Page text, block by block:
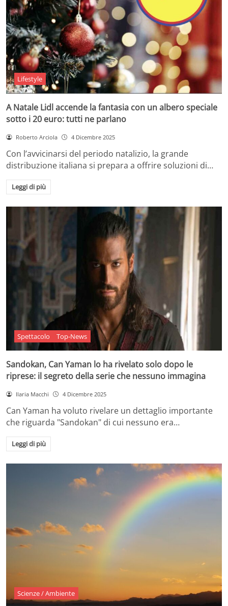
Lifestyle
A Natale Lidl accende la fantasia con un albero speciale
sotto i 20 euro: tutti ne parlano
Roberto Arciola 4 Dicembre 2025
Con l’avvicinarsi del periodo natalizio, la grande
distribuzione italiana si prepara a offrire soluzioni di…
Leggi di più
Spettacolo Top-News
Sandokan, Can Yaman lo ha rivelato solo dopo le
riprese: il segreto della serie che nessuno immagina
Ilaria Macchi 4 Dicembre 2025
Can Yaman ha voluto rivelare un dettaglio importante
che riguarda "Sandokan" di cui nessuno era…
Leggi di più
Scienze / Ambiente